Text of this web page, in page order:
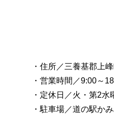
・住所／三養基郡上
・営業時間／9:00～
・定休日／火・第2水
・駐車場／道の駅か